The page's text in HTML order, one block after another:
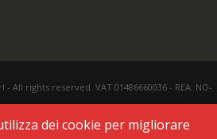
All rights reserved. VAT 01486660036 - REA: NO-
dei cookie per migliorare